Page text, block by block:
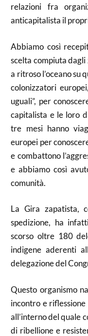
relazioni fra
anticapitalista il
Abbiamo così
scelta compiuta
a ritroso l’oceano su
colonizzatori
uguali”, per
capitalista e le loro
tre mesi hanno
europei per
e combattono
e abbiamo così
comunità.
La Gira zapatista,
spedizione, ha
scorso oltre 180
indigene aderenti
delegazione del
Questo organismo
incontro e
all’interno del quale
di ribellione e